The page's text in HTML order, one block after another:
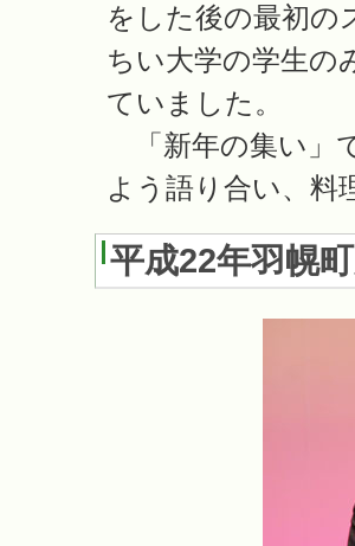
をした後の最初の
ちい大学の学生の
ていました。
「新年の集い」
よう語り合い、料
平成22年羽幌